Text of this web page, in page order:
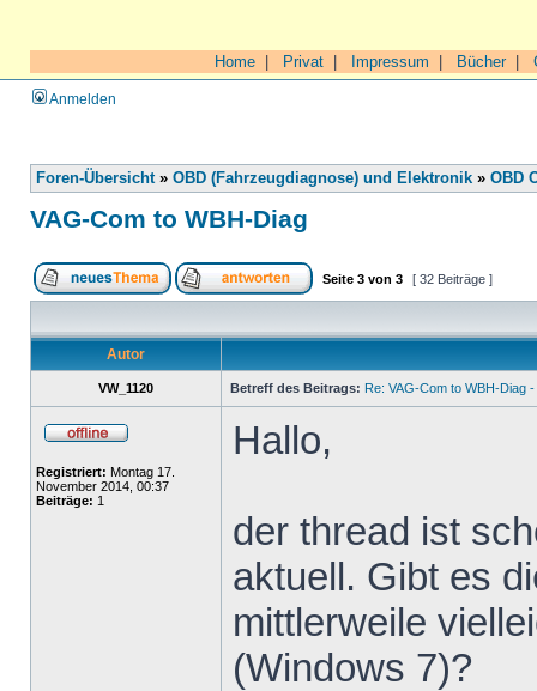
Home Privat Impressum Bücher|
Anmelden
Foren-Übersicht» OBD (Fahrzeugdiagnose) und Elektronik » OBD
VAG-Com to WBH-Diag
Seite 3 von 3 [ 32 Beiträge ]
Autor
VW_1120 Betreff des Beitrags: Re: VAG-Com to WBH-Diag
Registriert: Montag 17.
November 2014, 00:37
Beiträge: 1
Hallo,
der thread ist
aktuell. Gibt es
mittlerweile
(Windows 7)?